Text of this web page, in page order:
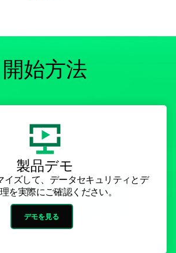
開始方法
製品デモ
イズして、データセキュリティとデ
を実際にご確認ください。
デモを見る